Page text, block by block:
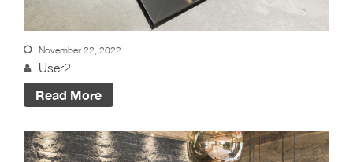
Blog
November 22, 2022
User2
Read More